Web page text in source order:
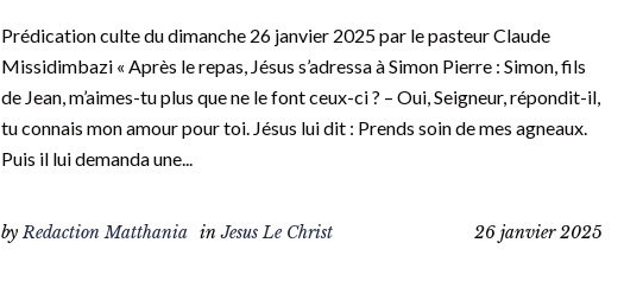
Prédication culte du dimanche 26 janvier 2025 par le pasteur Claude
Missidimbazi « Après le repas, Jésus s’adressa à Simon Pierre : Simon, fils
de Jean, m’aimes-tu plus que ne le font ceux-ci ? – Oui, Seigneur, répondit-il,
tu connais mon amour pour toi. Jésus lui dit : Prends soin de mes agneaux.
Puis il lui demanda une...
26 janvier 2025
byRedaction Matthania inJesus Le Christ